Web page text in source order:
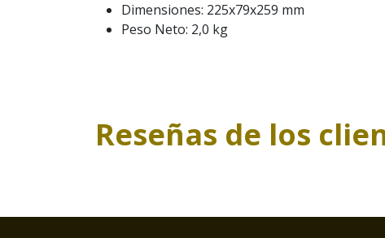
Dimensiones: 225x79x259 mm
Peso Neto: 2,0 kg
Reseñas de los